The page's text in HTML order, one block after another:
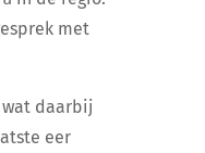
met
daarbij
eer